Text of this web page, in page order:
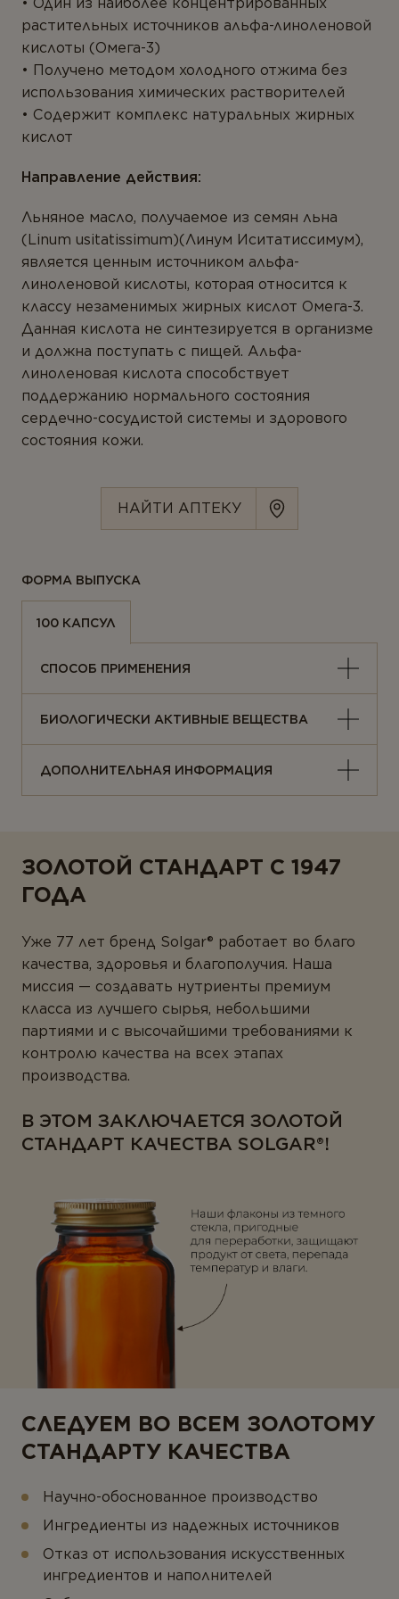
Антиоксиданты
Омега-3
Магний
Витамины
Мультивитамины
Минералы
Пробиотики
Комплексы
Белок и аминокислоты
Коэнзим
Растения
Ферменты
Вегетарианство и веганство
ЛИНЕЙКИ ПРОДУКТОВ
Серия для детей
Один из наиболее концентрированных
растительных источников альфа-линоленовой
кислоты (Омега-3)
Получено методом холодного отжима без
использования химических растворителей
Содержит комплекс натуральных жирных
кислот
Направление действия:
Льняное масло, получаемое из семян льна
(Linum usitatissimum)(Линум Иситатиссимум),
является ценным источником альфа-
линоленовой кислоты, которая относится к
классу незаменимых жирных кислот Омега-3.
Данная кислота не синтезируется в организме
и должна поступать с пищей. Альфа-
линоленовая кислота способствует
поддержанию нормального состояния
сердечно-сосудистой системы и здорового
состояния кожи.
НАЙТИ АПТЕКУ
ФОРМА ВЫПУСКА
100 КАПСУЛ
СПОСОБ ПРИМЕНЕНИЯ
БИОЛОГИЧЕСКИ АКТИВНЫЕ ВЕЩЕСТВА
ДОПОЛНИТЕЛЬНАЯ ИНФОРМАЦИЯ
ЗОЛОТОЙ СТАНДАРТ С 1947
ГОДА
Уже 77 лет бренд Solgar® работает во благо
качества, здоровья и благополучия. Наша
миссия — создавать нутриенты премиум
класса из лучшего сырья, небольшими
партиями и с высочайшими требованиями к
контролю качества на всех этапах
производства.
В ЭТОМ ЗАКЛЮЧАЕТСЯ ЗОЛОТОЙ
СТАНДАРТ КАЧЕСТВА SOLGAR®!
СЛЕДУЕМ ВО ВСЕМ ЗОЛОТОМУ
СТАНДАРТУ КАЧЕСТВА
Научно-обоснованное производство
Ингредиенты из надежных источников
Отказ от использования искусственных
ингредиентов и наполнителей
ВАШ ГОРОД *
E-MAIL *
Вы соглашаетесь сПолитикой
конфиденциальности
и даете согласие на
сбор и обработку персональных данных.
ОТПРАВИТЬ ОТЗЫВ